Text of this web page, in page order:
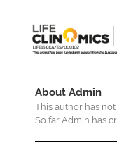
About Admin
This author has
So far Admin has